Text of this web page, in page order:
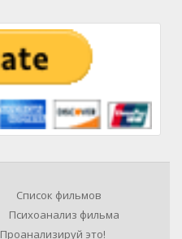
Список фильмов
Психоанализ фильма
Проанализируй это!